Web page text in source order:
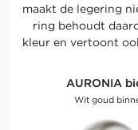
maakt de legering
ring behoudt
kleur en vertoont
AURONIA
Wit goud